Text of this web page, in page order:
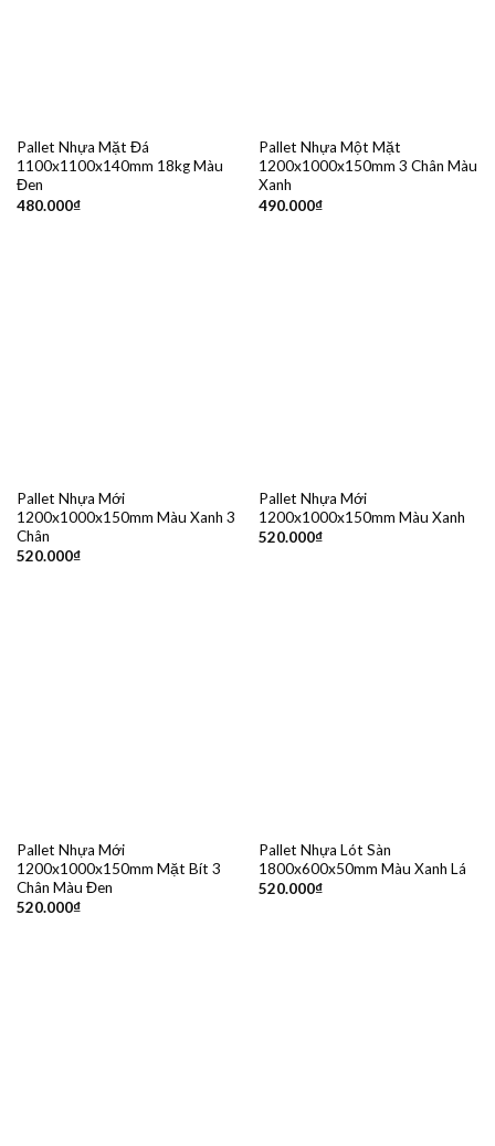
Pallet Nhựa Mặt Đá
1100x1100x140mm 18kg Màu
Đen
480.000₫
Pallet Nhựa Một Mặt
1200x1000x150mm 3 Chân Màu
Xanh
490.000₫
Pallet Nhựa Mới
1200x1000x150mm Màu Xanh 3
Chân
520.000₫
Pallet Nhựa Mới
1200x1000x150mm Màu Xanh
520.000₫
Pallet Nhựa Mới
1200x1000x150mm Mặt Bít 3
Chân Màu Đen
520.000₫
Pallet Nhựa Lót Sàn
1800x600x50mm Màu Xanh Lá
520.000₫